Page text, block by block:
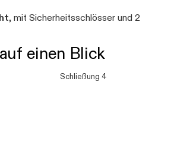
, mit Sicherheitsschlösser und 2
einen Blick
Schließung 4